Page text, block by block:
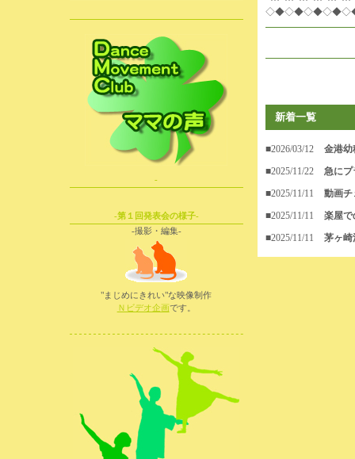
新着一覧
■2026/03/12
金港
■2025/11/22
急にプ
■2025/11/11
動画チ
■2025/11/11
楽屋で
■2025/11/11
茅ヶ崎
-
-第１回発表会の様子-
-撮影・編集-
"まじめにきれい"な映像制作
Ｎビデオ企画です。